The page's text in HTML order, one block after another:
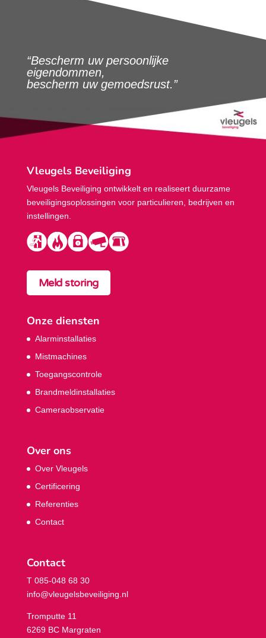
“Bescherm uw persoonlijke
eigendommen,
bescherm uw gemoedsrust.”
Vleugels Beveiliging
Vleugels Beveiliging ontwikkelt en realiseert duurzame
beveiligings­oplossingen voor particulieren, bedrijven en
instellingen.
Meld storing
Onze diensten
Alarminstallaties
Mistmachines
Toegangscontrole
Brandmeldinstallaties
Cameraobservatie
Over ons
Over Vleugels
Certificering
Referenties
Contact
Contact
T 085-048 68 30
info@vleugelsbeveiliging.nl
Tromputte 11
6269 BC Margraten